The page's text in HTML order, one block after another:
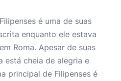
é uma de suas
enquanto ele estava
Roma. Apesar de suas
está cheia de alegria e
principal de Filipenses é